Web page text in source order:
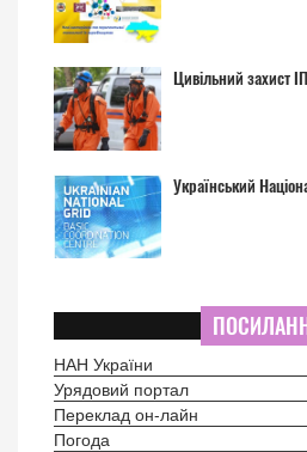
Цивільний захист
Український
НАН України
Урядовий портал
Переклад он-лайн
Погода